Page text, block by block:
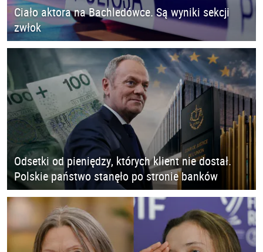
Ciało aktora na Bachledówce. Są wyniki sekcji
zwłok
Odsetki od pieniędzy, których klient nie dostał.
Polskie państwo stanęło po stronie banków